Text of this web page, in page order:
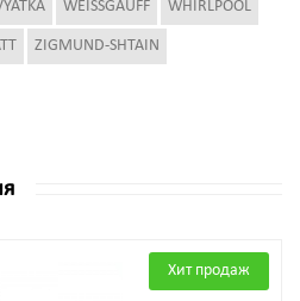
WEISSGAUFF WHIRLPOOL
ZIGMUND-SHTAIN
Хит продаж